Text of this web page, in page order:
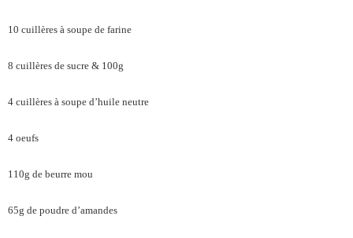
10 cuillères à soupe de farine
8 cuillères de sucre & 100g
4 cuillères à soupe d’huile neutre
4 oeufs
110g de beurre mou
65g de poudre d’amandes